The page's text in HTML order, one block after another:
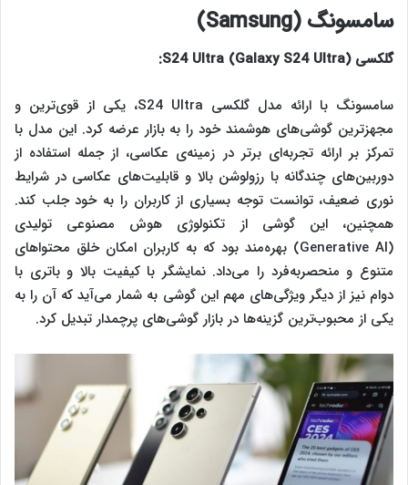
سامسونگ (Samsung
)
گلکسیS24 Ultra (Galaxy S24 Ultra)
:
سامسونگ با ارائه مدل گلکسی S24 Ultra، یکی از قوی‌ترین و
مجهزترین گوشی‌های هوشمند خود را به بازار عرضه کرد. این مدل با
تمرکز بر ارائه تجربه‌ای برتر در زمینه‌ی عکاسی، از جمله استفاده از
دوربین‌های چندگانه با رزولوشن بالا و قابلیت‌های عکاسی در شرایط
نوری ضعیف، توانست توجه بسیاری از کاربران را به خود جلب کند.
همچنین، این گوشی از تکنولوژی هوش مصنوعی تولیدی
(Generative AI) بهره‌مند بود که به کاربران امکان خلق محتواهای
متنوع و منحصربه‌فرد را می‌داد. نمایشگر با کیفیت بالا و باتری با
دوام نیز از دیگر ویژگی‌های مهم این گوشی به شمار می‌آید که آن را به
یکی از محبوب‌ترین گزینه‌ها در بازار گوشی‌های پرچمدار تبدیل کرد.